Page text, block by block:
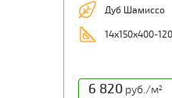
Дуб Шамиссо
14x150x400-
6 820руб./м2